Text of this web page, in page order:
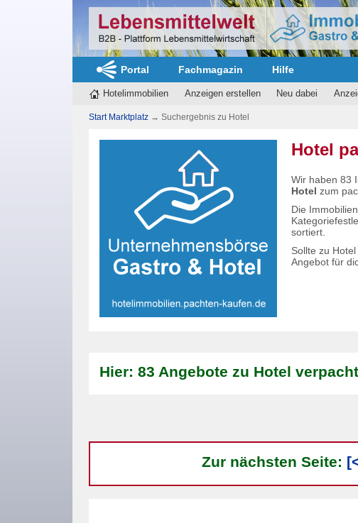
Portal Fachmagazin Hilfe
Hotelimmobilien Anzeigen erstellen Neu dabei
Start Marktplatz → Suchergebnis zu Hotel
Hotel
Wir haben 83
Hotel zum
Die
sortiert.
Sollte zu
Angebot für
Hier: 83 Angebote zu Hotel
Zur nächsten Seite: